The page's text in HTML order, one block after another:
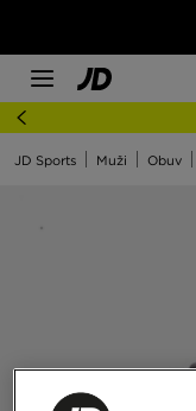
JD Sports Muži Obuv